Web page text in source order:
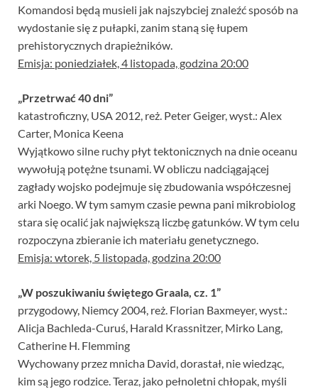
Komandosi będą musieli jak najszybciej znaleźć sposób na
wydostanie się z pułapki, zanim staną się łupem
prehistorycznych drapieżników.
Emisja: poniedziałek, 4 listopada, godzina 20:00
„Przetrwać 40 dni”
katastroficzny, USA 2012, reż. Peter Geiger, wyst.: Alex
Carter, Monica Keena
Wyjątkowo silne ruchy płyt tektonicznych na dnie oceanu
wywołują potężne tsunami. W obliczu nadciągającej
zagłady wojsko podejmuje się zbudowania współczesnej
arki Noego. W tym samym czasie pewna pani mikrobiolog
stara się ocalić jak największą liczbę gatunków. W tym celu
rozpoczyna zbieranie ich materiału genetycznego.
Emisja: wtorek, 5 listopada, godzina 20:00
„W poszukiwaniu świętego Graala, cz. 1”
przygodowy, Niemcy 2004, reż. Florian Baxmeyer, wyst.:
Alicja Bachleda-Curuś, Harald Krassnitzer, Mirko Lang,
Catherine H. Flemming
Wychowany przez mnicha David, dorastał, nie wiedząc,
kim są jego rodzice. Teraz, jako pełnoletni chłopak, myśli